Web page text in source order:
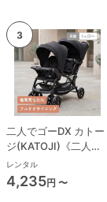
二人でゴーDX カトー
ジ(KATOJI)《二人乗
り》 二人乗り/双子用
ベビーカー
レンタル
4,235円 〜